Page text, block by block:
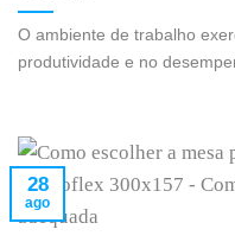
O ambiente de trabalho
produtividade e no
28
ago